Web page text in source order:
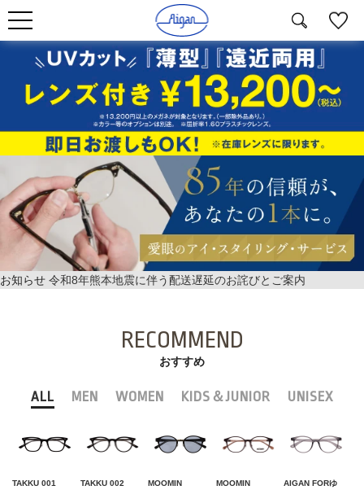
お知らせ 令和8年熊本地震に伴う配送遅延のお詫びとご案内
RECOMMEND
おすすめ
ALL MEN WOMEN KIDS＆JUNIOR UNISEX
TAKKU 001 TAKKU 002
MOOMIN
MOOMIN
AIGAN FORゆ